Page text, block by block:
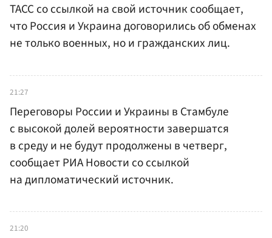
ТАСС со ссылкой на свой источник сообщает,
что Россия и Украина договорились об обменах
не только военных, но и гражданских лиц.
21:27
Переговоры России и Украины в Стамбуле
с высокой долей вероятности завершатся
в среду и не будут продолжены в четверг,
сообщает РИА Новости со ссылкой
на дипломатический источник.
21:20